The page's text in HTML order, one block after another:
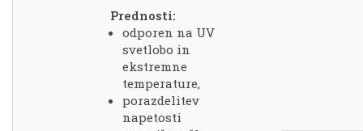
Prednosti:
odporen na UV
svetlobo in
ekstremne
temperature,
porazdelitev
napetosti